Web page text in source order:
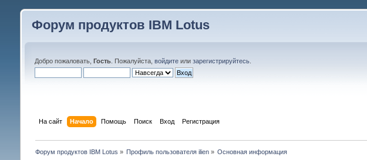
Форум продуктов IBM Lotus
Добро пожаловать, Гость. Пожалуйста, войдитеили зарегистрируйтесь.
На сайт Начало Помощь Поиск Вход Регистрация
Форум продуктов IBM Lotus » Профиль пользователя ilien » Основная информация